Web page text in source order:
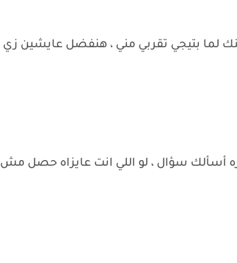
عنك لما بتيجي تقربي مني ، هنفضل عايشين زي
أسألك سؤال ، لو اللي انت عايزاه حصل مش